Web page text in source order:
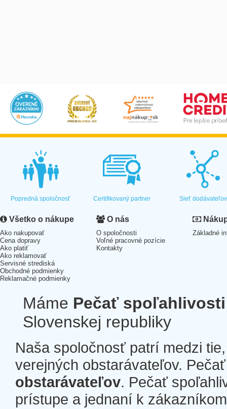
Popredná spoločnosť Certifikovaný partner Sieť dodávateľov
Všetko o nákupe
Ako nakupovať
Cena dopravy
Ako platiť
Ako reklamovať
Servisné strediská
Obchodné podmienky
Reklamačné podmienky
O nás
O spoločnosti
Voľné pracovné pozície
Kontakty
Základné
Máme Pečať spoľahlivosti
Slovenskej republiky
Naša spoločnosť patrí medzi
verejných obstarávateľov.
obstarávateľov. Pečať
prístupe a jednaní k